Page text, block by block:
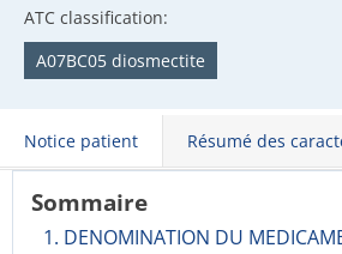
ATC classification:
A07BC05 diosmectite
Notice patient Résumé des
Sommaire
1. DENOMINATION DU